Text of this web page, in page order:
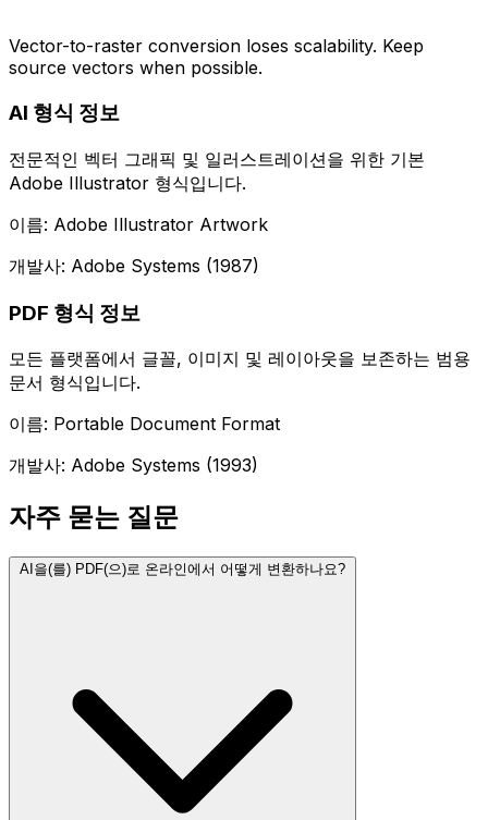
Vector-to-raster conversion loses scalability. Keep
source vectors when possible.
AI 형식 정보
전문적인 벡터 그래픽 및 일러스트레이션을 위한 기본
Adobe Illustrator 형식입니다.
이름: Adobe Illustrator Artwork
개발사: Adobe Systems (1987)
PDF 형식 정보
모든 플랫폼에서 글꼴, 이미지 및 레이아웃을 보존하는 범용
문서 형식입니다.
이름: Portable Document Format
개발사: Adobe Systems (1993)
자주 묻는 질문
AI을(를) PDF(으)로 온라인에서 어떻게 변환하나요?